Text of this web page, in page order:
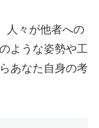
人々が他者への
ような姿勢や工
あなた自身の考